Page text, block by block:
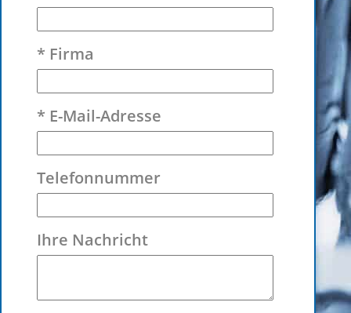
* Firma
* E-Mail-Adresse
Telefonnummer
Ihre Nachricht